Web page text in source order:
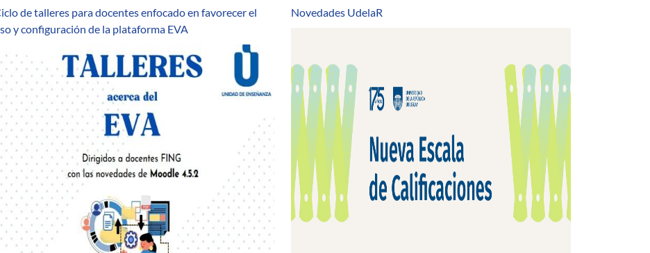
de talleres para docentes enfocado en favorecer el
y configuración de la plataforma EVA
Novedades UdelaR